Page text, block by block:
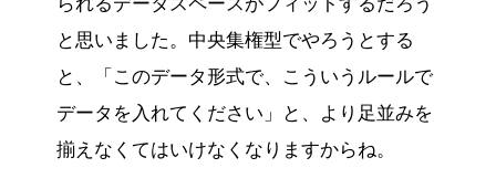
と思いました。中央集権型でやろうとする
と、「このデータ形式で、こういうルールで
データを入れてください」と、より足並みを
揃えなくてはいけなくなりますからね。